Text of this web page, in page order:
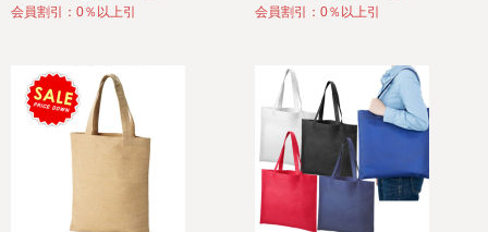
会員割引：0％以上引 会員割引：0％以上引